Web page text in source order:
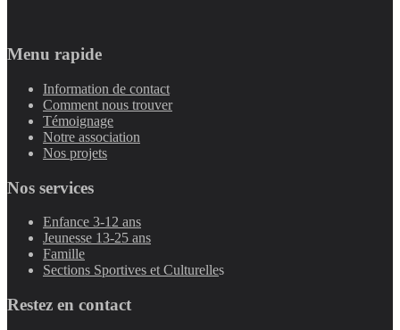
Menu rapide
Information de contact
Comment nous trouver
Témoignage
Notre association
Nos projets
Nos services
Enfance 3-12 ans
Jeunesse 13-25 ans
Famille
Sections Sportives et Culturelles
Restez en contact